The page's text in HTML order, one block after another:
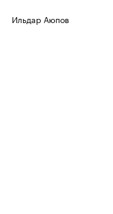
Ильдар Аюпов